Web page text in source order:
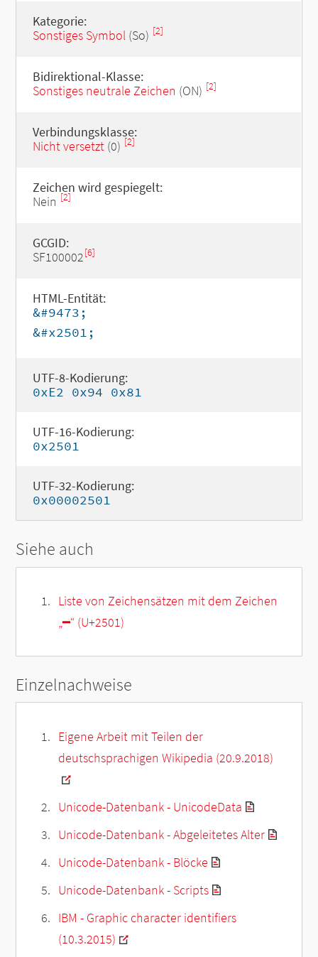
Kategorie:
Sonstiges Symbol(So) [2]
Bidirektional-Klasse:
Sonstiges neutrale Zeichen (ON) [2]
Verbindungsklasse:
Nicht versetzt(0) [2]
Zeichen wird gespiegelt:
Nein [2]
GCGID:
SF100002[6]
HTML-Entität:
&#9473;
&#x2501;
UTF-8-Kodierung:
0xE2 0x94 0x81
UTF-16-Kodierung:
0x2501
UTF-32-Kodierung:
0x00002501
Siehe auch
Liste von Zeichensätzen mit dem Zeichen
„━“ (U+2501)
Einzelnachweise
Eigene Arbeit mit Teilen der
deutschsprachigen Wikipedia (20.9.2018)
Unicode-Datenbank - UnicodeData
Unicode-Datenbank - Abgeleitetes Alter
Unicode-Datenbank - Blöcke
Unicode-Datenbank - Scripts
IBM - Graphic character identifiers
(10.3.2015)